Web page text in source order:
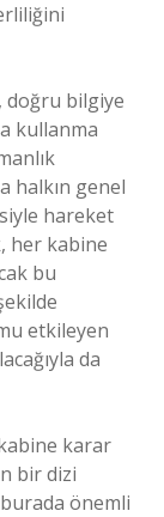
bilgiye
kullanma
halkın genel
hareket
her kabine
bu
etkileyen
da
karar
bir dizi
önemli